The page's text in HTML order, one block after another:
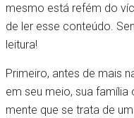
mesmo está refém do
de ler esse conteúdo.
leitura!
Primeiro, antes de mais
em seu meio, sua família
mente que se trata de